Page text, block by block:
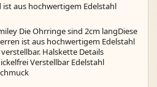
ist aus hochwertigem Edelstahl
Die Ohrringe sind 2cm langDiese
ist aus hochwertigem Edelstahl
Halskette Details
Verstellbar Edelstahl